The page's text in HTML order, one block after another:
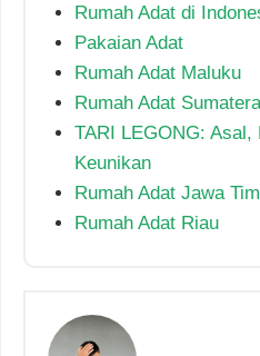
Rumah Adat di
Pakaian Adat
Rumah Adat Maluku
Rumah Adat
TARI LEGONG: Asal,
Keunikan
Rumah Adat Jawa
Rumah Adat Riau